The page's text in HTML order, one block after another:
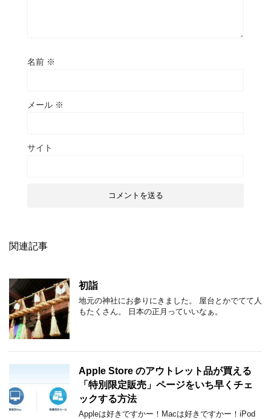
名前 ※
メール ※
サイト
関連記事
初詣
地元の神社にお参りにきました。 屋台とかでてて人
もたくさん。 日本の正月っていいなぁ。
Apple Store のアウトレット品が買える
「特別限定販売」ページをいち早くチェ
ックする方法
Appleは好きですかー！Macは好きですかー！iPod